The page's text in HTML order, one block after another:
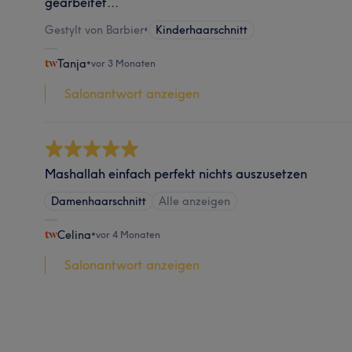
Gestylt von Barbier• Kinderhaarschnitt
Tanja•vor 3 Monaten
Salonantwort anzeigen
Mashallah einfach perfekt nichts auszusetzen
Damenhaarschnitt Alle anzeigen
Celina•vor 4 Monaten
Salonantwort anzeigen